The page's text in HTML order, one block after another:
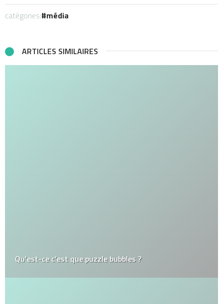
catégories: média
ARTICLES SIMILAIRES
Qu’est-ce c’est que puzzle bubbles ?